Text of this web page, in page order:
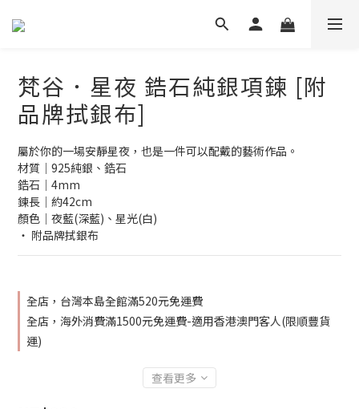
梵谷．星夜 鋯石純銀項鍊 [附
品牌拭銀布]
屬於你的一場安靜星夜，也是一件可以配戴的藝術作品。
材質│925純銀、鋯石
鋯石│4mm
鍊長│約42cm
顏色│夜藍(深藍)、星光(白)
‧ 附品牌拭銀布
全店，台灣本島全館滿520元免運費
全店，海外消費滿1500元免運費-適用香港澳門客人(限順豐貨
運)
查看更多